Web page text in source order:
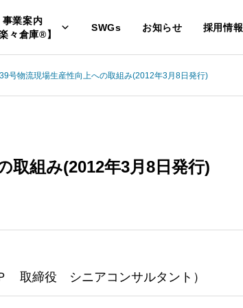
事業案内
楽々倉庫®】
SWGs お知らせ 採用情報
号物流現場生産性向上への取組み(2012年3月8日発行)
取組み(2012年3月8日発行)
取締役 シニアコンサルタント）